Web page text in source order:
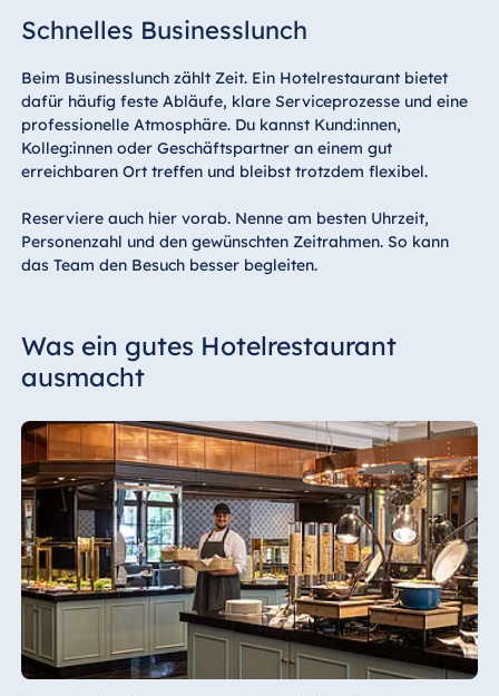
Schnelles Businesslunch
Beim Businesslunch zählt Zeit. Ein Hotelrestaurant bietet
dafür häufig feste Abläufe, klare Serviceprozesse und eine
professionelle Atmosphäre. Du kannst Kund:innen,
Kolleg:innen oder Geschäftspartner an einem gut
erreichbaren Ort treffen und bleibst trotzdem flexibel.
Reserviere auch hier vorab. Nenne am besten Uhrzeit,
Personenzahl und den gewünschten Zeitrahmen. So kann
das Team den Besuch besser begleiten.
Was ein gutes Hotelrestaurant
ausmacht